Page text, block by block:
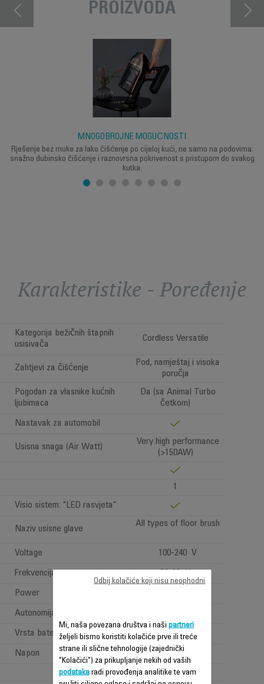
PROIZVODA
MNOGOBROJNE MOGUĆNOSTI
Rješenje bez muke za lako čišćenje po cijeloj kući, ne samo na podovima:
snažno dubinsko čišćenje i raznovrsna pokrivenost s pristupom do svakog
kutka.
Karakteristike - Poređenje
Kategorija bežičnih štapnih
usisivača
Cordless Versatile
Zahtjevi za čišćenje
Pod, namještaj i visoka
poručja
Pogodan za vlasnike kućnih
ljubimaca
Da (sa Animal Turbo
četkom)
Nastavak za automobil
Usisna snaga (Air Watt)
Very high performance
(>150AW)
1
Visio sistem: "LED rasvjeta"
Naziv usisne glave
All types of floor brush
Voltage 100-240 V
Frekvencija
Power
Autonomija
Vrsta baterije Litijumski joni
Napon 32.4V
Mi, naša povezana društva i naši partneri
željeli bismo koristiti kolačiće prve ili treće
strane ili slične tehnologije (zajednički
"Kolačići") za prikupljanje nekih od vaših
podatakaradi provođenja analitike te vam
Odbij kolačiće koji nisu neophodni